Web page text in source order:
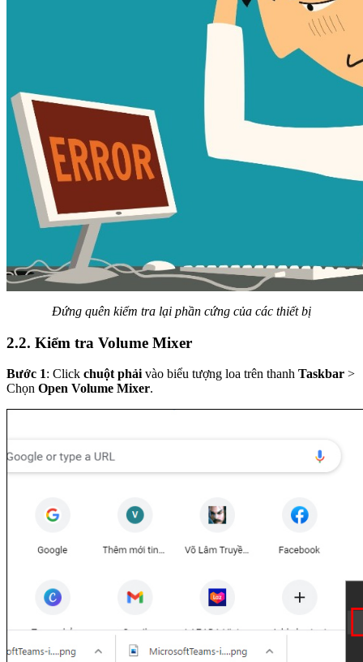
Đứng quên kiểm tra lại phần cứng của các thiết bị
2.2. Kiểm tra Volume Mixer
Bước 1: Click chuột phải vào biểu tượng loa trên thanh Taskbar >
Chọn Open Volume Mixer.